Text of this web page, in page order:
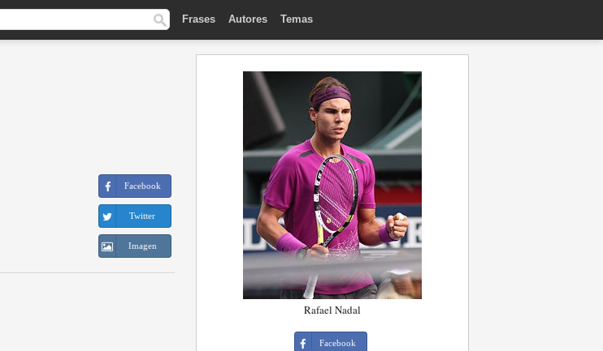
Frases Autores Temas
Facebook
Twitter
Imagen
Rafael Nadal
Facebook